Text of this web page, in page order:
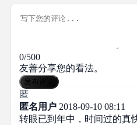
0/500
友善分享您的看法。
发布评论
匿
匿名用户 2018-09-10 08:11
转眼已到年中，时间过的真